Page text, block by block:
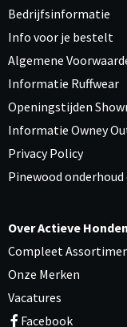
Bedrijfsinformatie
Info voor je bestelt
Algemene
Informatie Ruffwear
Openingstijden
Informatie Owney
Privacy Policy
Pinewood
Over Actieve Honden
Compleet
Onze Merken
Vacatures
Facebook